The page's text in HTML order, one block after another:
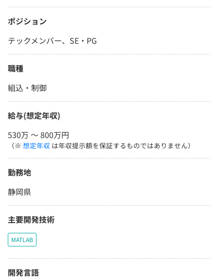
ポジション
テックメンバー、SE・PG
職種
組込・制御
給与(想定年収)
530万 〜 800万円
（※ 想定年収 は年収提示額を保証するものではありません）
勤務地
静岡県
主要開発技術
MATLAB
開発言語